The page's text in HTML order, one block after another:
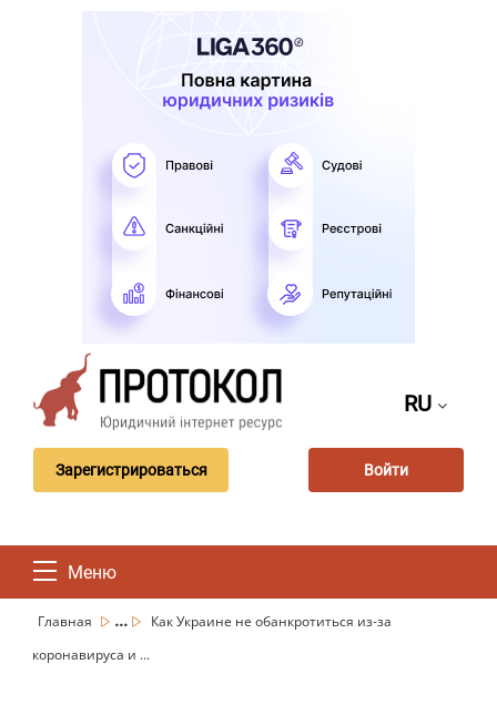
RU
Зарегистрироваться Войти
Меню
Главная ...
Как Украине не обанкротиться из-за
коронавируса и ...